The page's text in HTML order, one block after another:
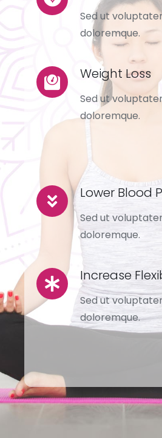
Sed ut
doloremque.
Weight Loss
Sed ut
doloremque.
Lower Blood
Sed ut
doloremque.
Increase
Sed ut
doloremque.